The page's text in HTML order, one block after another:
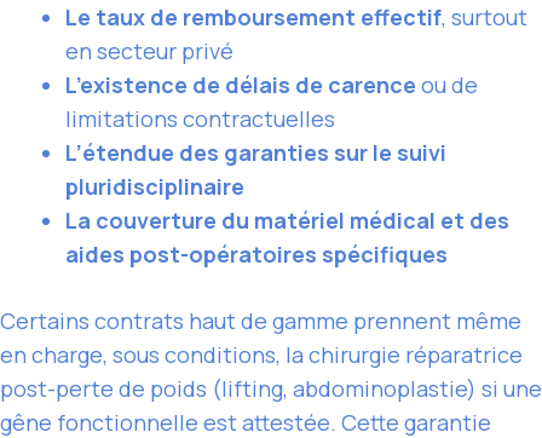
Le taux de remboursement effectif, surtout
en secteur privé
L’existence de délais de carence ou de
limitations contractuelles
L’étendue des garanties sur le suivi
pluridisciplinaire
La couverture du matériel médical et des
aides post-opératoires spécifiques
Certains contrats haut de gamme prennent même
en charge, sous conditions, la chirurgie réparatrice
post-perte de poids (lifting, abdominoplastie) si une
gêne fonctionnelle est attestée. Cette garantie